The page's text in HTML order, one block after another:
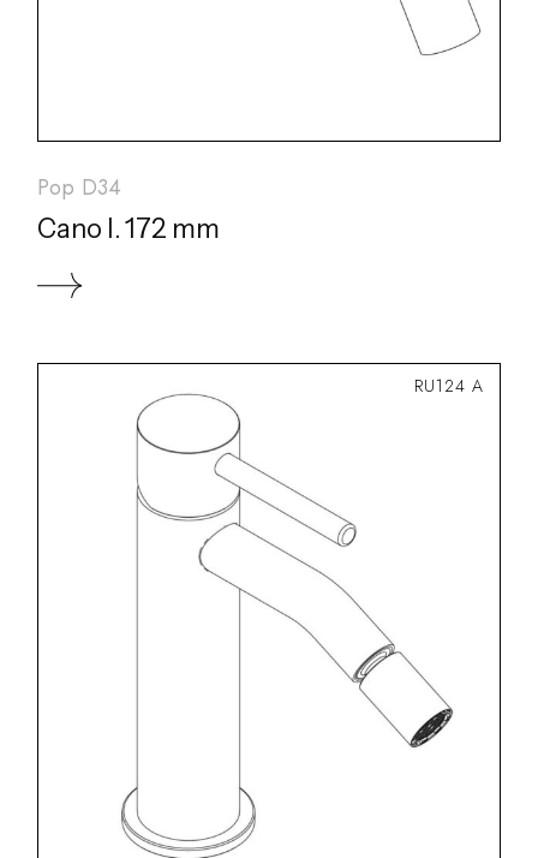
Pop D34
Cano l. 172 mm
RU124 A